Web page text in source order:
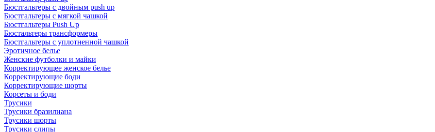
Бюстгальтеры с двойным push up
Бюстгальтеры с мягкой чашкой
Бюстгальтеры Push Up
Бюстальтеры трансформеры
Бюстгальтеры с уплотненной чашкой
Эротичное белье
Женские футболки и майки
Корректирующее женское белье
Корректирующие боди
Корректирующие шорты
Корсеты и боди
Трусики
Трусики бразилиана
Трусики шорты
Трусики слипы